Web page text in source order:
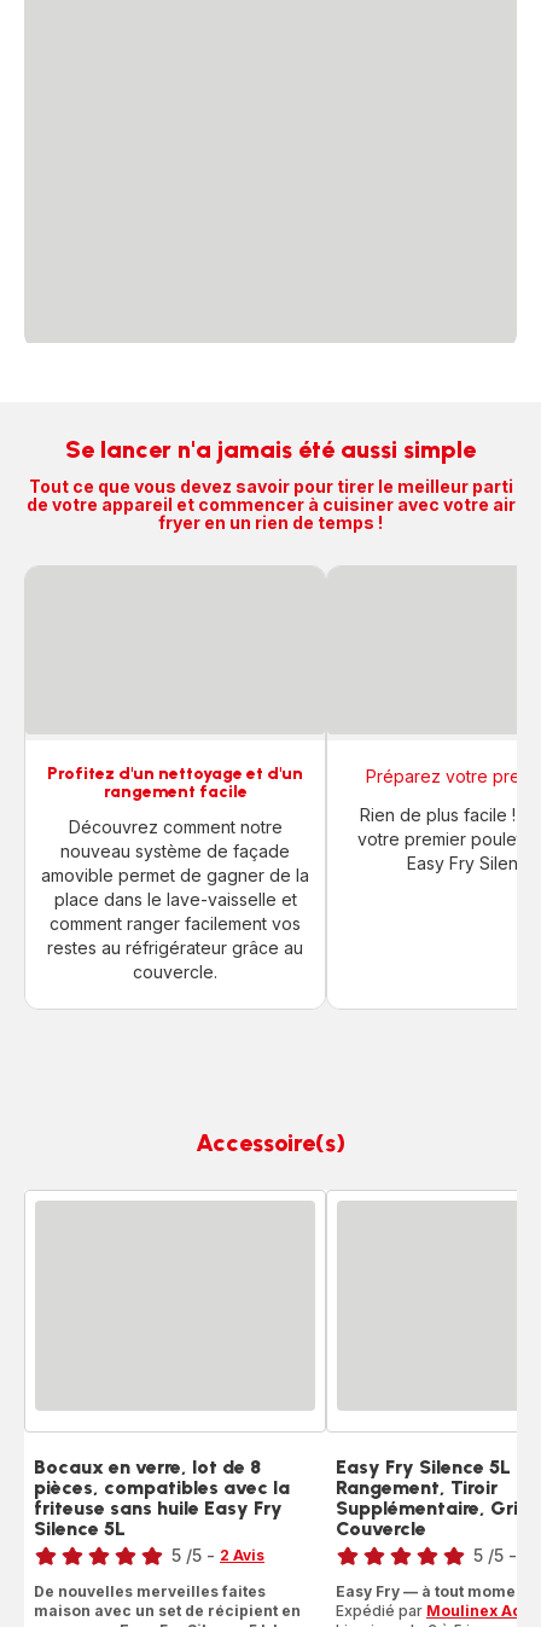
Se lancer n'a jamais été aussi simple
Tout ce que vous devez savoir pour tirer le meilleur parti
de votre appareil et commencer à cuisiner avec votre air
fryer en un rien de temps !
Profitez d'un nettoyage et d'un
rangement facile
Découvrez comment notre
nouveau système de façade
amovible permet de gagner de la
place dans le lave-vaisselle et
comment ranger facilement vos
restes au réfrigérateur grâce au
couvercle.
Préparez votre
Rien de plus facile !
votre premier poulet
Easy Fry Silence
Accessoire(s)
Bocaux en verre, lot de 8
pièces, compatibles avec la
friteuse sans huile Easy Fry
Silence 5L
Note
5
5 /5 - 2 Avis
De nouvelles merveilles faites
maison avec un set de récipient en
Easy Fry Silence 5L
Rangement, Tiroir
Supplémentaire,
Couvercle
Note
5
5 /5 -
Easy Fry — à tout moment!
Expédié par Moulinex